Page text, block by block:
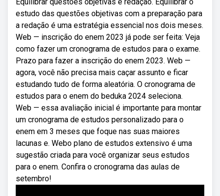
estudo das questões objetivas com a preparação para
a redação é uma estratégia essencial nos dois meses.
Web — inscrição do enem 2023 já pode ser feita: Veja
como fazer um cronograma de estudos para o exame.
Prazo para fazer a inscrição do enem 2023. Web —
agora, você não precisa mais caçar assunto e ficar
estudando tudo de forma aleatória. O cronograma de
estudos para o enem do beduka 2024 seleciona.
Web — essa avaliação inicial é importante para montar
um cronograma de estudos personalizado para o
enem em 3 meses que foque nas suas maiores
lacunas e. Webo plano de estudos extensivo é uma
sugestão criada para você organizar seus estudos
para o enem. Confira o cronograma das aulas de
setembro!